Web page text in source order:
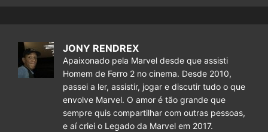
JONY RENDREX
Apaixonado pela Marvel desde que assisti
Homem de Ferro 2 no cinema. Desde 2010,
passei a ler, assistir, jogar e discutir tudo o que
envolve Marvel. O amor é tão grande que
sempre quis compartilhar com outras pessoas,
e aí criei o Legado da Marvel em 2017.